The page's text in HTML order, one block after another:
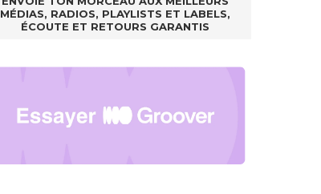
MÉDIAS, RADIOS, PLAYLISTS ET LABELS,
ÉCOUTE ET RETOURS GARANTIS